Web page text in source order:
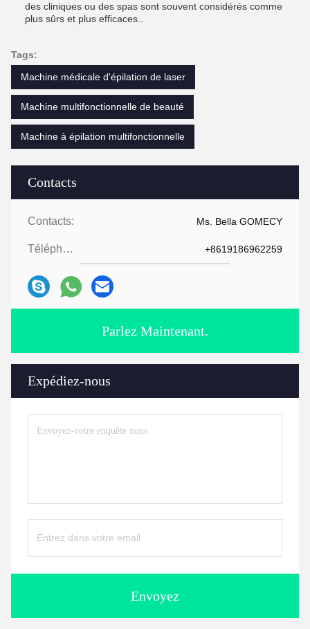
Contacts
Contacts: Ms. Bella GOMECY
Téléphone: +8619186962259
Parlez Maintenant.
Expédiez-nous
Envoyez
des cliniques ou des spas sont souvent considérés comme
plus sûrs et plus efficaces..
Tags:
Machine médicale d'épilation de laser
Machine multifonctionnelle de beauté
Machine à épilation multifonctionnelle